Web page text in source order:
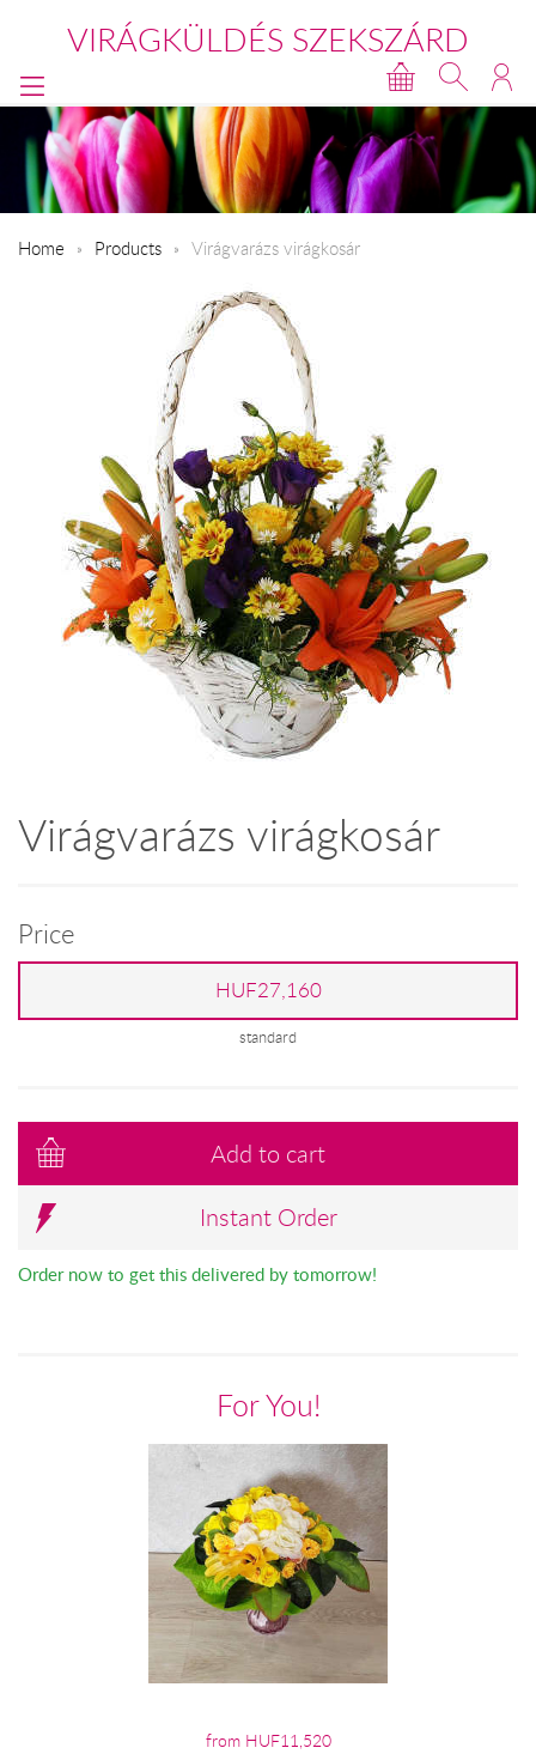
VIRÁGKÜLDÉS SZEKSZÁRD
Home Products Virágvarázs virágkosár
Virágvarázs virágkosár
Price
HUF27,160
standard
Add to cart
Instant Order
Order now to get this delivered by tomorrow!
For You!
from HUF11,520